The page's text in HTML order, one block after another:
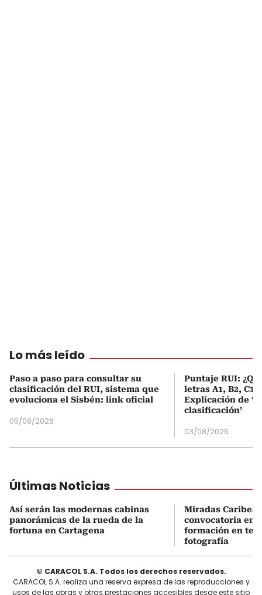
Lo más leído
Paso a paso para consultar su
clasificación del RUI, sistema que
evoluciona el Sisbén: link oficial
05/08/2026
Puntaje RUI:
letras A1, B2, C1
Explicación de
clasificación’
03/08/2026
Últimas Noticias
Así serán las modernas cabinas
panorámicas de la rueda de la
fortuna en Cartagena
Miradas Caribes
convocatoria en
formación en
fotografía
© CARACOL S.A. Todos los derechos reservados.
CARACOL S.A. realiza una reserva expresa de las reproducciones y
usos de las obras y otras prestaciones accesibles desde este sitio